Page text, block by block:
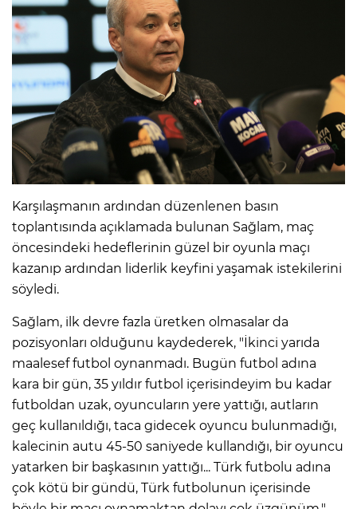
Karşılaşmanın ardından düzenlenen basın
toplantısında açıklamada bulunan Sağlam, maç
öncesindeki hedeflerinin güzel bir oyunla maçı
kazanıp ardından liderlik keyfini yaşamak istekilerini
söyledi.
Sağlam, ilk devre fazla üretken olmasalar da
pozisyonları olduğunu kaydederek, "İkinci yarıda
maalesef futbol oynanmadı. Bugün futbol adına
kara bir gün, 35 yıldır futbol içerisindeyim bu kadar
futboldan uzak, oyuncuların yere yattığı, autların
geç kullanıldığı, taca gidecek oyuncu bulunmadığı,
kalecinin autu 45-50 saniyede kullandığı, bir oyuncu
yatarken bir başkasının yattığı... Türk futbolu adına
çok kötü bir gündü, Türk futbolunun içerisinde